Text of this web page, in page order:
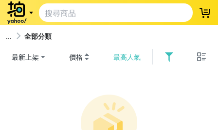
登
全部分類
最新上架 價格 最高人氣